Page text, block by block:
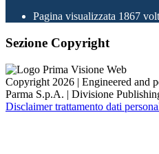
Pagina visualizzata 1867
Sezione Copyright
Copyright 2026 | Engineered and
Parma S.p.A. | Divisione
Disclaimer trattamento dati